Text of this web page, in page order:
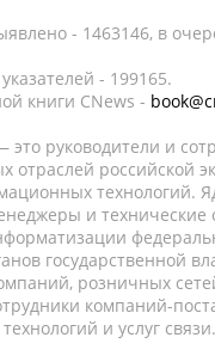
- 1463146, в
- 199165.
книги CNews -
это руководители и
отраслей российской
технологий.
и технические
государственной
розничных
компаний-
и услуг связи.